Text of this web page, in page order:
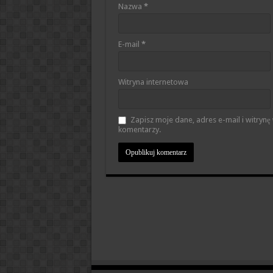
Nazwa *
E-mail *
Witryna internetowa
Zapisz moje dane, adres e-mail i
komentarzy.